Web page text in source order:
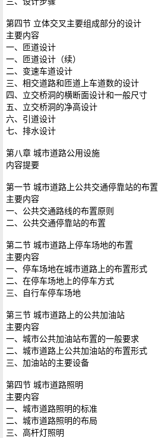
第四节 立体交叉主要组成部分的设计
主要内容
一、匝道设计
一、匝道设计（续）
二、变速车道设计
三、相交道路和匝道上车道数的设计
四、立交桥洞的横断面设计和一般尺寸
五、立交桥洞的净高设计
六、引道设计
七、排水设计
第八章 城市道路公用设施
内容提要
第一节 城市道路上公共交通停靠站的布置
主要内容
一、公共交通路线的布置原则
二、公共交通停靠站的布置
第二节 城市道路上停车场地的布置
主要内容
一、停车场地在城市道路上的布置形式
二、在停车场地上的停车方式
三、自行车停车场地
第三节 城市道路上的公共加油站
主要内容
一、城市公共加油站布置的一般要求
二、城市道路上公共加油站的布置形式
三、加油站的主要设备
第四节 城市道路照明
主要内容
一、城市道路照明的标准
二、城市道路照明的布局
三、高杆灯照明